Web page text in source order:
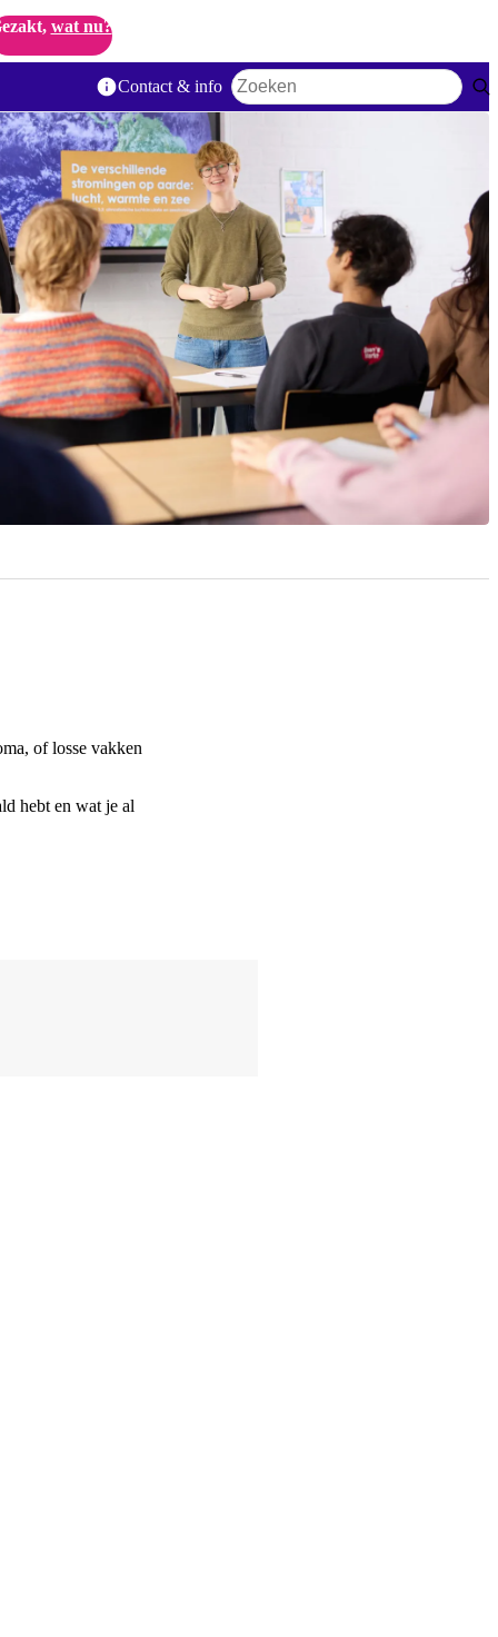
wat nu?
Contact & info Zoekwoord
of losse vakken
hebt en wat je al